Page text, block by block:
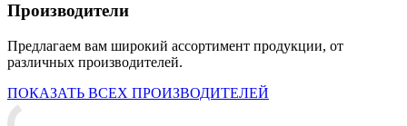
Производители
Предлагаем вам широкий ассортимент продукции, от
различных производителей.
ПОКАЗАТЬ ВСЕХ ПРОИЗВОДИТЕЛЕЙ